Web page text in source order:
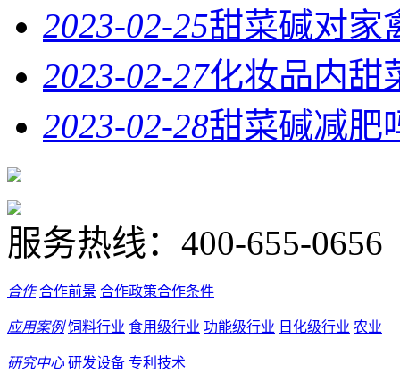
2023-02-25甜菜碱对家
2023-02-27化妆品内甜
2023-02-28甜菜碱减肥
服务热线： 400-655-0656
合作 合作前景 合作政策合作条件
应用案例 饲料行业 食用级行业 功能级行业 日化级行业 农业
研究中心 研发设备 专利技术